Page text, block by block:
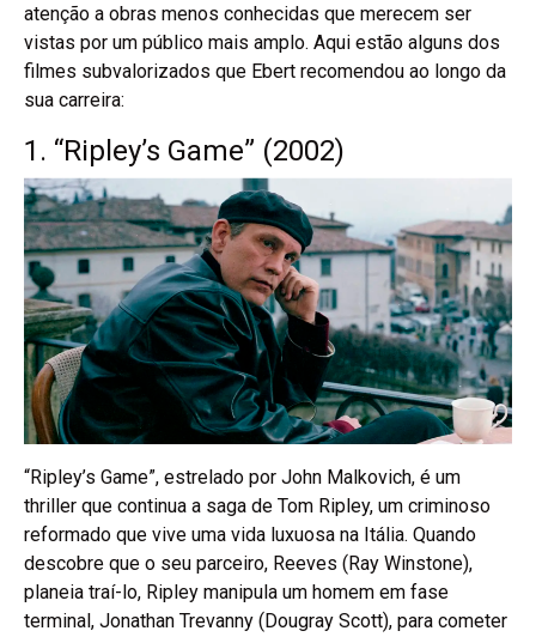
atenção a obras menos conhecidas que merecem ser
vistas por um público mais amplo. Aqui estão alguns dos
filmes subvalorizados que Ebert recomendou ao longo da
sua carreira:
1. “Ripley’s Game” (2002)
“Ripley’s Game”, estrelado por John Malkovich, é um
thriller que continua a saga de Tom Ripley, um criminoso
reformado que vive uma vida luxuosa na Itália. Quando
descobre que o seu parceiro, Reeves (Ray Winstone),
planeia traí-lo, Ripley manipula um homem em fase
terminal, Jonathan Trevanny (Dougray Scott), para cometer